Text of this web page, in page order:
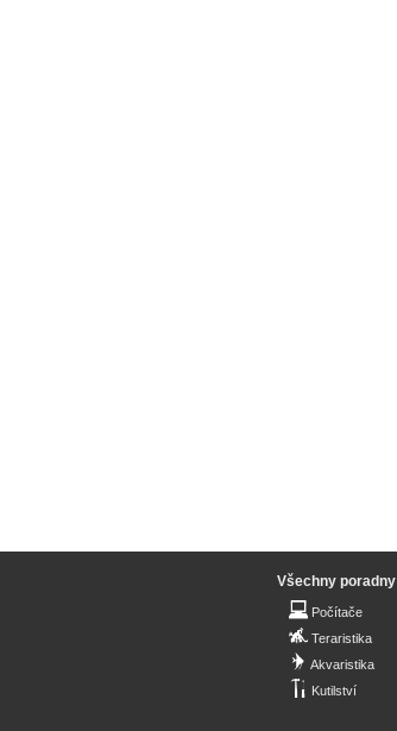
Všechny poradny
Počítače
Teraristika
Akvaristika
Kutilství